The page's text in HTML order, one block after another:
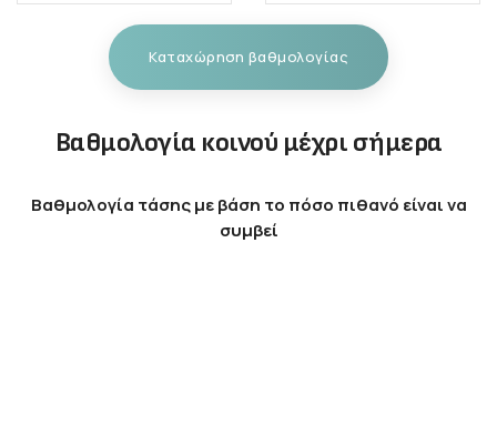
Καταχώρηση βαθμολογίας
Βαθμολογία κοινού μέχρι σήμερα
Βαθμολογία τάσης με βάση το πόσο πιθανό είναι να
συμβεί